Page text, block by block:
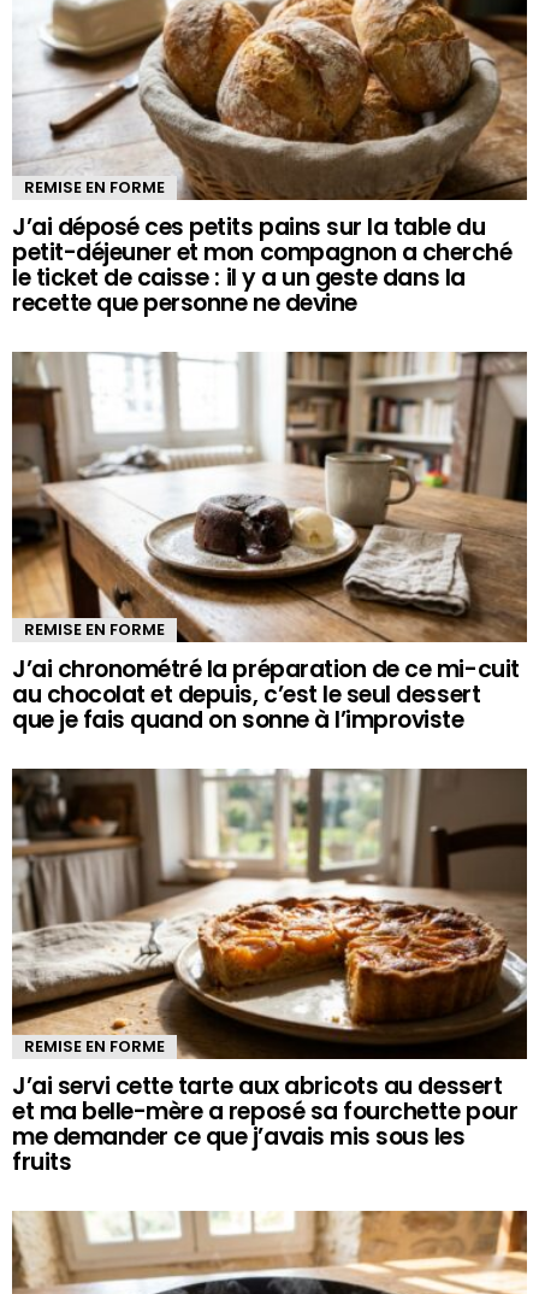
REMISE EN FORME
J’ai déposé ces petits pains sur la table du
petit-déjeuner et mon compagnon a cherché
le ticket de caisse : il y a un geste dans la
recette que personne ne devine
REMISE EN FORME
J’ai chronométré la préparation de ce mi-cuit
au chocolat et depuis, c’est le seul dessert
que je fais quand on sonne à l’improviste
REMISE EN FORME
J’ai servi cette tarte aux abricots au dessert
et ma belle-mère a reposé sa fourchette pour
me demander ce que j’avais mis sous les
fruits